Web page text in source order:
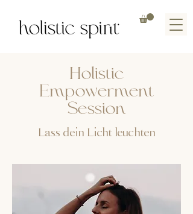
Holistic
Empowerment
Session
Lass dein Licht leuchten